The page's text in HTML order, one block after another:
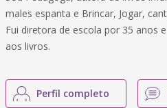
males espanta e Brincar, Jogar,
Fui diretora de escola por 35 anos
aos livros.
Perfil completo